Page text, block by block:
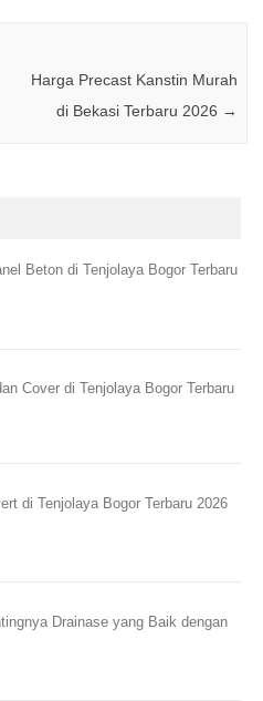
Harga Precast Kanstin Murah
di Bekasi Terbaru 2026 →
Beton di Tenjolaya Bogor Terbaru
Cover di Tenjolaya Bogor Terbaru
di Tenjolaya Bogor Terbaru 2026
Drainase yang Baik dengan